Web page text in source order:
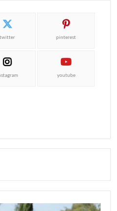
twitter pinterest
youtube